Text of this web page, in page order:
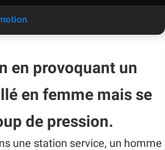
en provoquant un
en femme mais se
de pression.
une station service, un homme